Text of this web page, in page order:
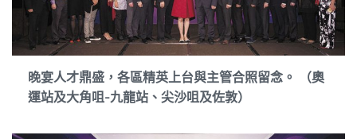
晚宴人才鼎盛，各區精英上台與主管合照留念。 （奧
運站及大角咀-九龍站、尖沙咀及佐敦）